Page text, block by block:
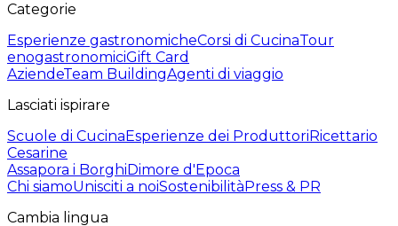
Categorie
Esperienze gastronomicheCorsi di CucinaTour
enogastronomiciGift Card
AziendeTeam BuildingAgenti di viaggio
Lasciati ispirare
Scuole di CucinaEsperienze dei ProduttoriRicettario
Cesarine
Assapora i BorghiDimore d'Epoca
Chi siamoUnisciti a noiSostenibilitàPress & PR
Cambia lingua